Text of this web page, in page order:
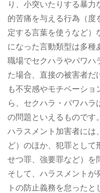
り、小突いたりする暴
的苦痛を与える行為（度
定する言葉を使うなど）
になった言動類型は多種
職場でセクハラやパワハ
た場合、直接の被害者だ
も不安感やモチベーシ
ら、セクハラ・パワハラ
の問題といえるものです。
ハラスメント加害者には
ど）のほか、犯罪として
せつ罪、強要罪など）を
そして、ハラスメントが
トの防止義務を怠った